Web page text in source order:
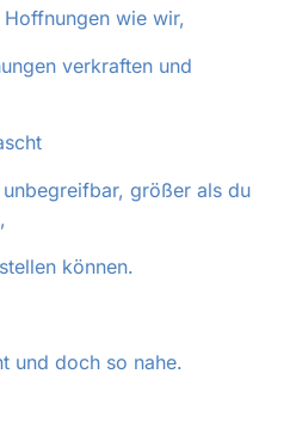
wie wir,
verkraften und
größer als du
können.
und doch so nahe.